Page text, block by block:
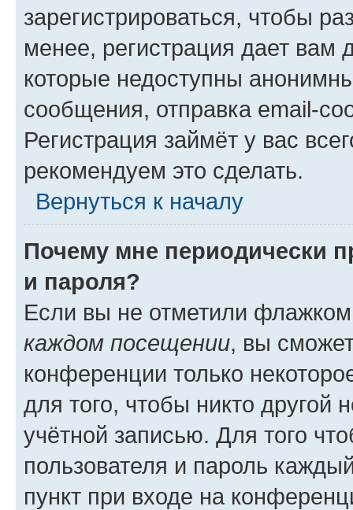
зарегистрироваться, чтобы
менее, регистрация дает вам
которые недоступны
сообщения, отправка email-
Регистрация займёт у вас
рекомендуем это сделать.
Вернуться к началу
Почему мне периодически
и пароля?
Если вы не отметили
каждом посещении, вы
конференции только
для того, чтобы никто другой
учётной записью. Для того
пользователя и пароль
пункт при входе на